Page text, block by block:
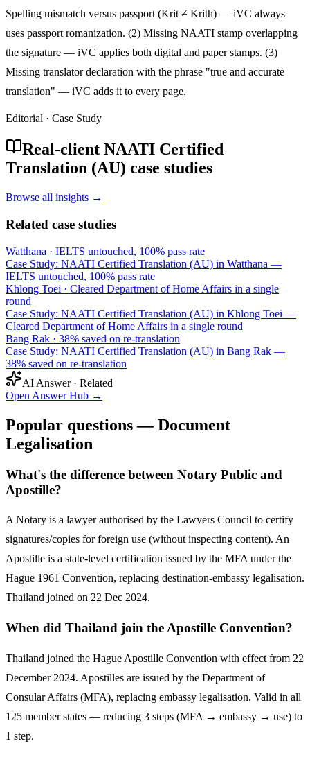
Spelling mismatch versus passport (Krit ≠ Krith) — iVC always
uses passport romanization. (2) Missing NAATI stamp overlapping
the signature — iVC applies both digital and paper stamps. (3)
Missing translator declaration with the phrase "true and accurate
translation" — iVC adds it to every page.
Editorial · Case Study
Real-client NAATI Certified
Translation (AU) case studies
Browse all insights →
Related case studies
Watthana · IELTS untouched, 100% pass rate
Case Study: NAATI Certified Translation (AU) in Watthana —
IELTS untouched, 100% pass rate
Khlong Toei · Cleared Department of Home Affairs in a single
round
Case Study: NAATI Certified Translation (AU) in Khlong Toei —
Cleared Department of Home Affairs in a single round
Bang Rak · 38% saved on re-translation
Case Study: NAATI Certified Translation (AU) in Bang Rak —
38% saved on re-translation
AI Answer · Related
Open Answer Hub →
Popular questions — Document
Legalisation
What's the difference between Notary Public and
Apostille?
A Notary is a lawyer authorised by the Lawyers Council to certify
signatures/copies for foreign use (without inspecting content). An
Apostille is a state-level certification issued by the MFA under the
Hague 1961 Convention, replacing destination-embassy legalisation.
Thailand joined on 22 Dec 2024.
When did Thailand join the Apostille Convention?
Thailand joined the Hague Apostille Convention with effect from 22
December 2024. Apostilles are issued by the Department of
Consular Affairs (MFA), replacing embassy legalisation. Valid in all
125 member states — reducing 3 steps (MFA → embassy → use) to
1 step.